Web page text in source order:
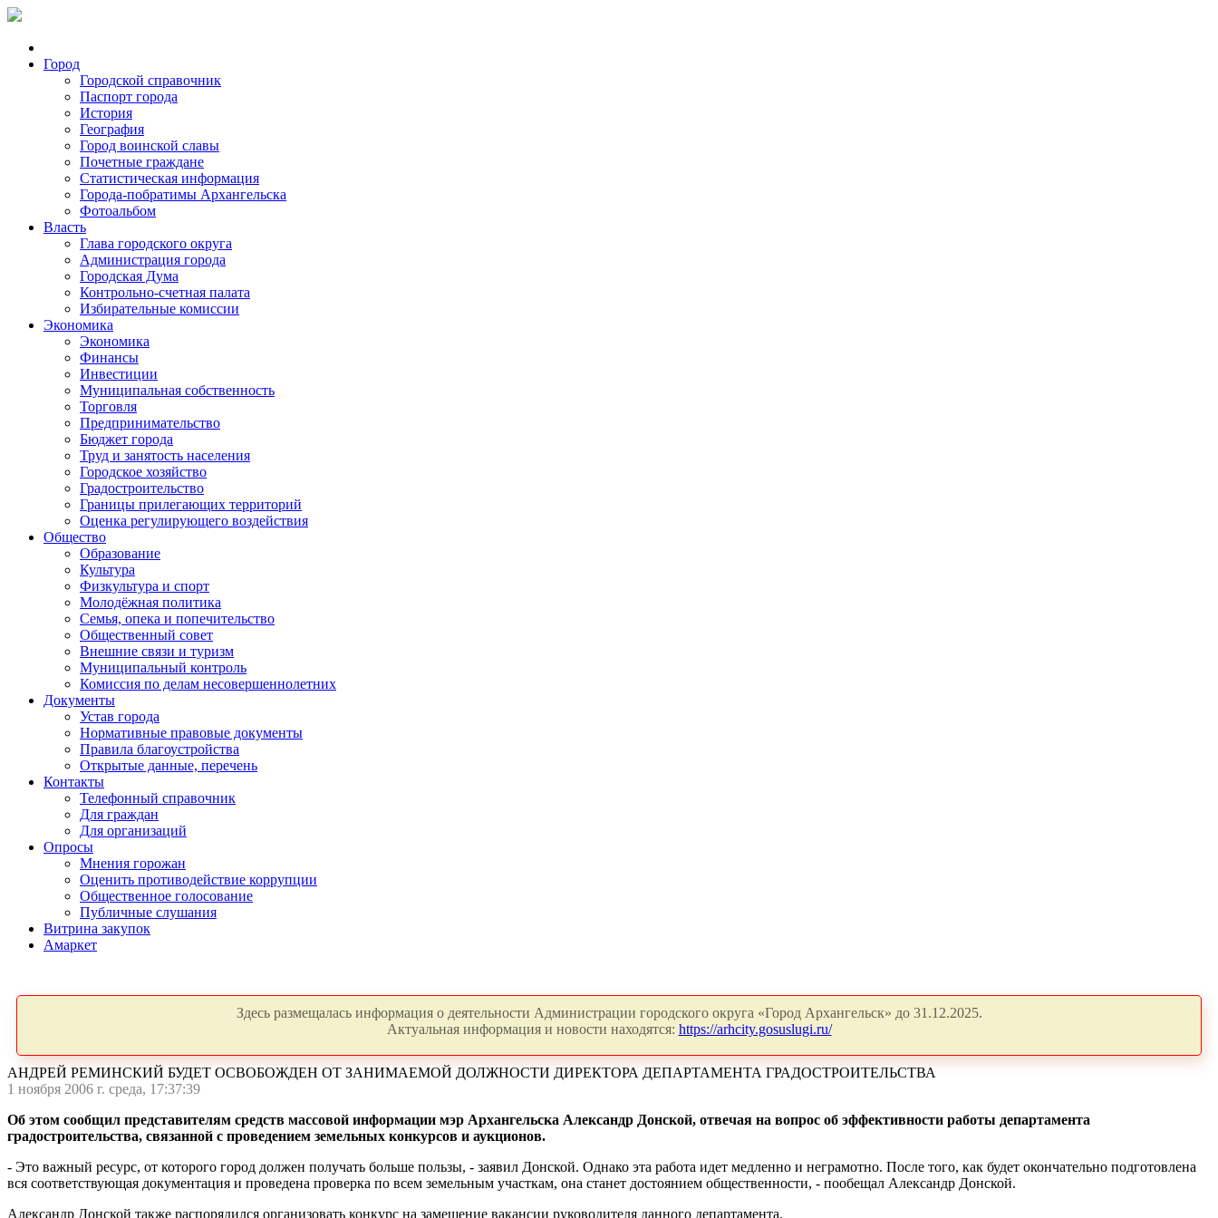
Город
Городской справочник
Паспорт города
История
География
Город воинской славы
Почетные граждане
Статистическая информация
Города-побратимы Архангельска
Фотоальбом
Власть
Глава городского округа
Администрация города
Городская Дума
Контрольно-счетная палата
Избирательные комиссии
Экономика
Экономика
Финансы
Инвестиции
Муниципальная собственность
Торговля
Предпринимательство
Бюджет города
Труд и занятость населения
Городское хозяйство
Градостроительство
Границы прилегающих территорий
Оценка регулирующего воздействия
Общество
Образование
Культура
Физкультура и спорт
Молодёжная политика
Семья, опека и попечительство
Общественный совет
Внешние связи и туризм
Муниципальный контроль
Комиссия по делам несовершеннолетних
Документы
Устав города
Нормативные правовые документы
Правила благоустройства
Открытые данные, перечень
Контакты
Телефонный справочник
Для граждан
Для организаций
Опросы
Мнения горожан
Оценить противодействие коррупции
Общественное голосование
Публичные слушания
Витрина закупок
Амаркет
Здесь размещалась информация о деятельности Администрации городского округа «Город Архангельск» до 31.12.2025.
Актуальная информация и новости находятся: https://arhcity.gosuslugi.ru/
АНДРЕЙ РЕМИНСКИЙ БУДЕТ ОСВОБОЖДЕН ОТ ЗАНИМАЕМОЙ ДОЛЖНОСТИ ДИРЕКТОРА ДЕПАРТАМЕНТА ГРАДОСТРОИТЕЛЬСТВА
1 ноября 2006 г. среда, 17:37:39
Об этом сообщил представителям средств массовой информации мэр Архангельска Александр Донской, отвечая на вопрос об эффективности работы департамента
градостроительства, связанной с проведением земельных конкурсов и аукционов.
- Это важный ресурс, от которого город должен получать больше пользы, - заявил Донской. Однако эта работа идет медленно и неграмотно. После того, как будет окончательно подготовлена
вся соответствующая документация и проведена проверка по всем земельным участкам, она станет достоянием общественности, - пообещал Александр Донской.
Александр Донской также распорядился организовать конкурс на замещение вакансии руководителя данного департамента.